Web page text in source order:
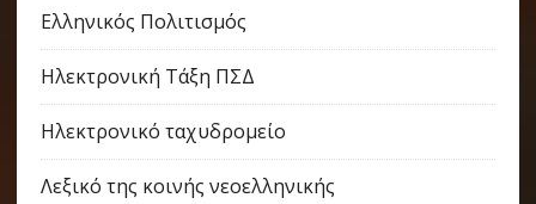
Ελληνικός Πολιτισμός
Ηλεκτρονική Τάξη ΠΣΔ
Ηλεκτρονικό ταχυδρομείο
Λεξικό της κοινής νεοελληνικής